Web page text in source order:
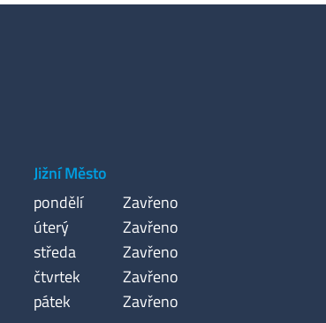
Jižní Město
pondělí
Zavřeno
úterý
Zavřeno
středa
Zavřeno
čtvrtek
Zavřeno
pátek
Zavřeno